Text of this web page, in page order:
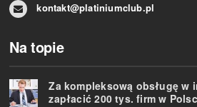
kontakt@platiniumclub.pl
Na topie
Za kompleksową obsługę w
zapłacić 200 tys. firm w